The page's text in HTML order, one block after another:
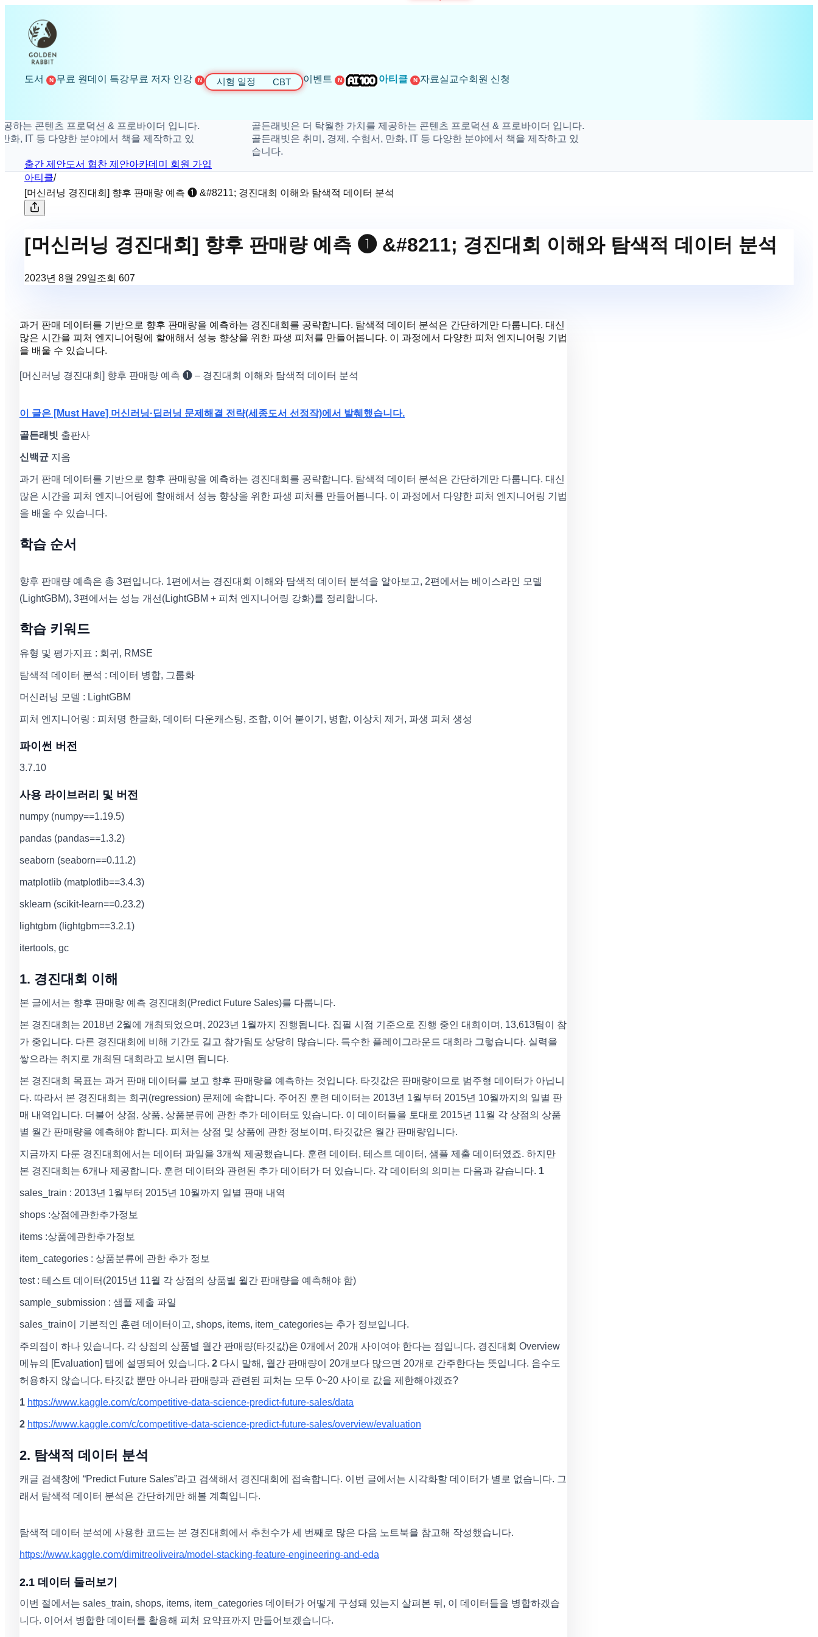
도서 N 무료 원데이 특강무료 저자 인강 N 시험 일정 CBT 이벤트 N 아티클 N 자료실 교수회원 신청
텐츠 프로덕션 & 프로바이더 입니다.
등 다양한 분야에서 책을 제작하고 있
골든래빗은 더 탁월한 가치를 제공하는 콘텐츠 프로덕션 & 프로바이더 입니다.
골든래빗은 취미, 경제, 수험서, 만화, IT 등 다양한 분야에서 책을 제작하고 있
습니다.
출간 제안도서 협찬 제안아카데미 회원 가입
아티클/
[머신러닝 경진대회] 향후 판매량 예측 ❶ &#8211; 경진대회 이해와 탐색적 데이터 분석
[머신러닝 경진대회] 향후 판매량 예측 ❶ &#8211; 경진대회 이해와 탐색적 데이터 분석
2023년 8월 29일조회 607
과거 판매 데이터를 기반으로 향후 판매량을 예측하는 경진대회를 공략합니다. 탐색적 데이터 분석은 간단하게만 다룹니다. 대신
많은 시간을 피처 엔지니어링에 할애해서 성능 향상을 위한 파생 피처를 만들어봅니다. 이 과정에서 다양한 피처 엔지니어링 기법
을 배울 수 있습니다.
[머신러닝 경진대회] 향후 판매량 예측 ❶ – 경진대회 이해와 탐색적 데이터 분석
이 글은 [Must Have] 머신러닝·딥러닝 문제해결 전략(세종도서 선정작)에서 발췌했습니다.
골든래빗 출판사
신백균 지음
과거 판매 데이터를 기반으로 향후 판매량을 예측하는 경진대회를 공략합니다. 탐색적 데이터 분석은 간단하게만 다룹니다. 대신
많은 시간을 피처 엔지니어링에 할애해서 성능 향상을 위한 파생 피처를 만들어봅니다. 이 과정에서 다양한 피처 엔지니어링 기법
을 배울 수 있습니다.
학습 순서
향후 판매량 예측은 총 3편입니다. 1편에서는 경진대회 이해와 탐색적 데이터 분석을 알아보고, 2편에서는 베이스라인 모델
(LightGBM), 3편에서는 성능 개선(LightGBM + 피처 엔지니어링 강화)를 정리합니다.
학습 키워드
유형 및 평가지표 : 회귀, RMSE
탐색적 데이터 분석 : 데이터 병합, 그룹화
머신러닝 모델 : LightGBM
피처 엔지니어링 : 피처명 한글화, 데이터 다운캐스팅, 조합, 이어 붙이기, 병합, 이상치 제거, 파생 피처 생성
파이썬 버전
3.7.10
사용 라이브러리 및 버전
numpy (numpy==1.19.5)
pandas (pandas==1.3.2)
seaborn (seaborn==0.11.2)
matplotlib (matplotlib==3.4.3)
sklearn (scikit-learn==0.23.2)
lightgbm (lightgbm==3.2.1)
itertools, gc
1. 경진대회 이해
본 글에서는 향후 판매량 예측 경진대회(Predict Future Sales)를 다룹니다.
본 경진대회는 2018년 2월에 개최되었으며, 2023년 1월까지 진행됩니다. 집필 시점 기준으로 진행 중인 대회이며, 13,613팀이 참
가 중입니다. 다른 경진대회에 비해 기간도 길고 참가팀도 상당히 많습니다. 특수한 플레이그라운드 대회라 그렇습니다. 실력을
쌓으라는 취지로 개최된 대회라고 보시면 됩니다.
본 경진대회 목표는 과거 판매 데이터를 보고 향후 판매량을 예측하는 것입니다. 타깃값은 판매량이므로 범주형 데이터가 아닙니
다. 따라서 본 경진대회는 회귀(regression) 문제에 속합니다. 주어진 훈련 데이터는 2013년 1월부터 2015년 10월까지의 일별 판
매 내역입니다. 더불어 상점, 상품, 상품분류에 관한 추가 데이터도 있습니다. 이 데이터들을 토대로 2015년 11월 각 상점의 상품
별 월간 판매량을 예측해야 합니다. 피처는 상점 및 상품에 관한 정보이며, 타깃값은 월간 판매량입니다.
지금까지 다룬 경진대회에서는 데이터 파일을 3개씩 제공했습니다. 훈련 데이터, 테스트 데이터, 샘플 제출 데이터였죠. 하지만
본 경진대회는 6개나 제공합니다. 훈련 데이터와 관련된 추가 데이터가 더 있습니다. 각 데이터의 의미는 다음과 같습니다. 1
sales_train : 2013년 1월부터 2015년 10월까지 일별 판매 내역
shops :상점에관한추가정보
items :상품에관한추가정보
item_categories : 상품분류에 관한 추가 정보
test : 테스트 데이터(2015년 11월 각 상점의 상품별 월간 판매량을 예측해야 함)
sample_submission : 샘플 제출 파일
sales_train이 기본적인 훈련 데이터이고, shops, items, item_categories는 추가 정보입니다.
주의점이 하나 있습니다. 각 상점의 상품별 월간 판매량(타깃값)은 0개에서 20개 사이여야 한다는 점입니다. 경진대회 Overview
메뉴의 [Evaluation] 탭에 설명되어 있습니다. 2 다시 말해, 월간 판매량이 20개보다 많으면 20개로 간주한다는 뜻입니다. 음수도
허용하지 않습니다. 타깃값 뿐만 아니라 판매량과 관련된 피처는 모두 0~20 사이로 값을 제한해야겠죠?
1 https://www.kaggle.com/c/competitive-data-science-predict-future-sales/data
2 https://www.kaggle.com/c/competitive-data-science-predict-future-sales/overview/evaluation
2. 탐색적 데이터 분석
캐글 검색창에 “Predict Future Sales”라고 검색해서 경진대회에 접속합니다. 이번 글에서는 시각화할 데이터가 별로 없습니다. 그
래서 탐색적 데이터 분석은 간단하게만 해볼 계획입니다.
탐색적 데이터 분석에 사용한 코드는 본 경진대회에서 추천수가 세 번째로 많은 다음 노트북을 참고해 작성했습니다.
https://www.kaggle.com/dimitreoliveira/model-stacking-feature-engineering-and-eda
2.1 데이터 둘러보기
이번 절에서는 sales_train, shops, items, item_categories 데이터가 어떻게 구성돼 있는지 살펴본 뒤, 이 데이터들을 병합하겠습
니다. 이어서 병합한 데이터를 활용해 피처 요약표까지 만들어보겠습니다.